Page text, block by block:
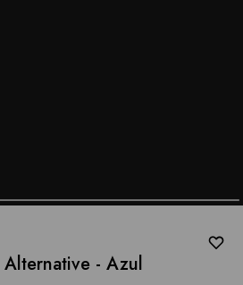
Alternative - Azul